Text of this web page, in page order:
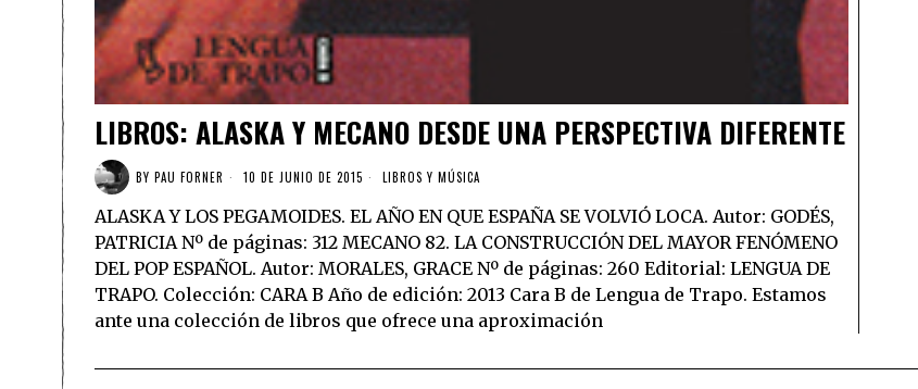
LIBROS: ALASKA Y MECANO DESDE UNA PERSPECTIVA DIFERENTE
BY PAU FORNER 10 DE JUNIO DE 2015 LIBROS Y MÚSICA
ALASKA Y LOS PEGAMOIDES. EL AÑO EN QUE ESPAÑA SE VOLVIÓ LOCA. Autor: GODÉS,
PATRICIA Nº de páginas: 312 MECANO 82. LA CONSTRUCCIÓN DEL MAYOR FENÓMENO
DEL POP ESPAÑOL. Autor: MORALES, GRACE Nº de páginas: 260 Editorial: LENGUA DE
TRAPO. Colección: CARA B Año de edición: 2013 Cara B de Lengua de Trapo. Estamos
ante una colección de libros que ofrece una aproximación